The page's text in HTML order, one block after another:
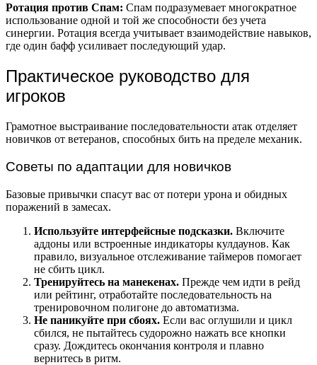
Ротация против Спам: Спам подразумевает многократное
использование одной и той же способности без учета
синергии. Ротация всегда учитывает взаимодействие навыков,
где один бафф усиливает последующий удар.
Практическое руководство для
игроков
Грамотное выстраивание последовательности атак отделяет
новичков от ветеранов, способных бить на пределе механик.
Советы по адаптации для новичков
Базовые привычки спасут вас от потери урона и обидных
поражений в замесах.
Используйте интерфейсные подсказки. Включите
аддоны или встроенные индикаторы кулдаунов. Как
правило, визуальное отслеживание таймеров помогает
не сбить цикл.
Тренируйтесь на манекенах. Прежде чем идти в рейд
или рейтинг, отработайте последовательность на
тренировочном полигоне до автоматизма.
Не паникуйте при сбоях. Если вас оглушили и цикл
сбился, не пытайтесь судорожно нажать все кнопки
сразу. Дождитесь окончания контроля и плавно
вернитесь в ритм.